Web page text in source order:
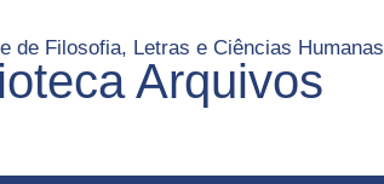
de Filosofia, Letras e Ciências Humanas
Arquivos